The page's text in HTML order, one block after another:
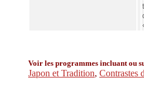
Voir les programmes incluant ou
Japon et Tradition, Contrastes